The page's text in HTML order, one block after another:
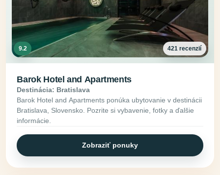
9.2 421 recenzií
Barok Hotel and Apartments
Destinácia: Bratislava
Barok Hotel and Apartments ponúka ubytovanie v destinácii
Bratislava, Slovensko. Pozrite si vybavenie, fotky a ďalšie
informácie.
Zobraziť ponuky